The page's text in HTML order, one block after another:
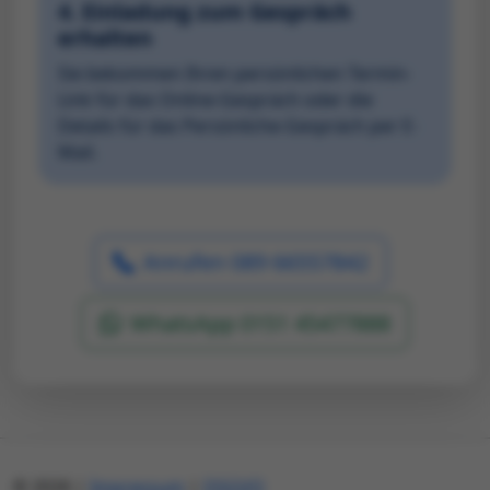
4. Einladung zum Gespräch
erhalten
WhatsApp 0151 45477888